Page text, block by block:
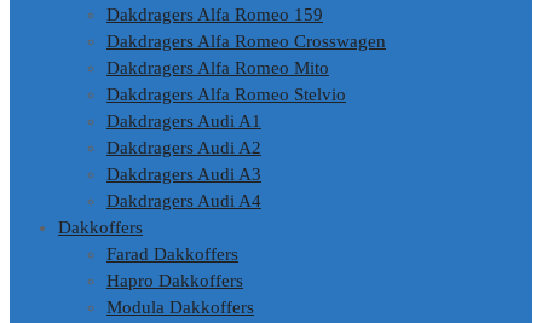
Dakdragers Alfa Romeo 159
Dakdragers Alfa Romeo Crosswagen
Dakdragers Alfa Romeo Mito
Dakdragers Alfa Romeo Stelvio
Dakdragers Audi A1
Dakdragers Audi A2
Dakdragers Audi A3
Dakdragers Audi A4
Dakkoffers
Farad Dakkoffers
Hapro Dakkoffers
Modula Dakkoffers